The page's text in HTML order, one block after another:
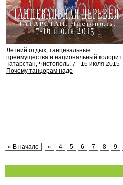
Летний отдых, танцевальные
преимущества и национальный колорит.
Татарстан, Чистополь, 7 - 16 июля 2015
Почему танцорам надо
« В начало « 4 5 6 7 8 9